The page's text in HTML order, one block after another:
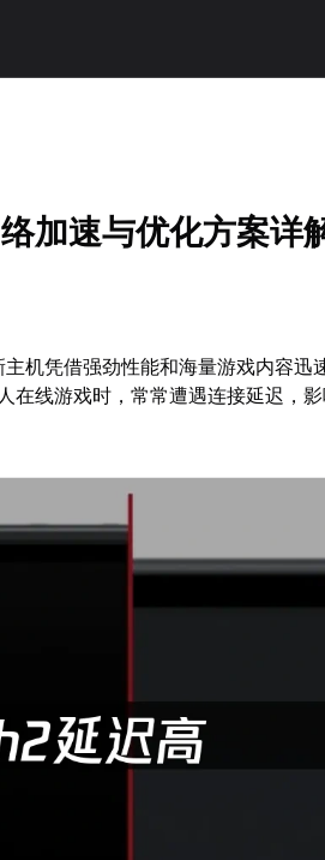
加速与优化方案详
机凭借强劲性能和海量游戏内容迅
线游戏时，常常遭遇连接延迟，